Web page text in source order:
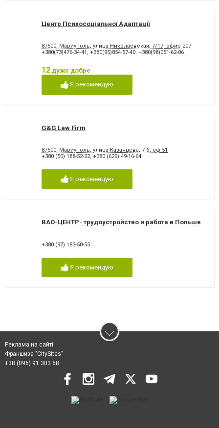
Центр Психосоціальної Адаптації
87500, Мариуполь, улица Николаевская, 7/17, офис 207
+380(73)476-34-41 , +380(95)854-57-40, +380(98)051-62-06
12 дуже добре
Я рекомендую
G&G Law Firm
87500, Мариуполь, улица Казанцева, 7-б, оф.51
+380 (50) 188-52-22, +380 (629) 49-16-64
Я рекомендую
ВАО-ЦЕНТР- трудоустройство и работа в Польше
+380 (97) 183-50-55
Я рекомендую
Реклама на сайті
Франшиза "CitySites"
+38 (096) 91 303 68